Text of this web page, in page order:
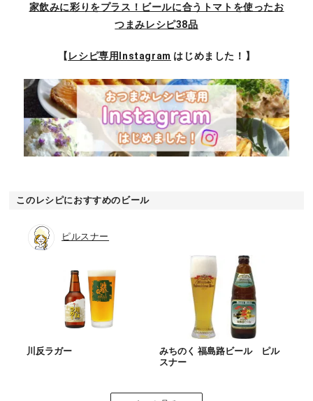
家飲みに彩りをプラス！ビールに合うトマトを使ったお
つまみレシピ38品
【レシピ専用Instagram はじめました！】
このレシピにおすすめのビール
ピルスナー
川反ラガー
みちのく 福島路ビール ピル
スナー